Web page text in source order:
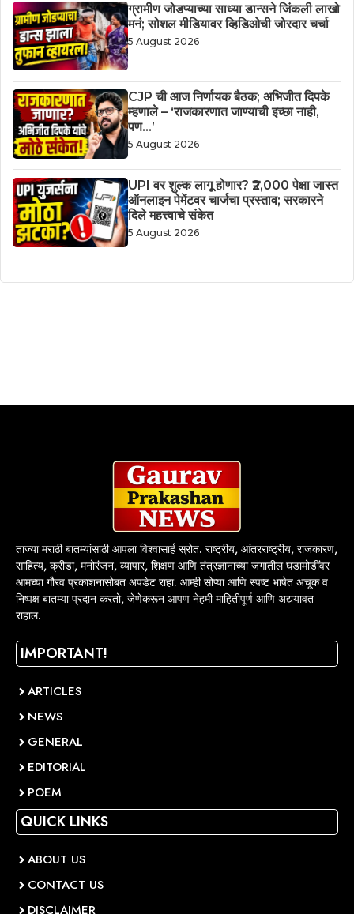
ग्रामीण जोडप्याच्या साध्या डान्सने जिंकली लाखो
मनं; सोशल मीडियावर व्हिडिओची जोरदार चर्चा
5 August 2026
CJP ची आज निर्णायक बैठक; अभिजीत दिपके
म्हणाले – ‘राजकारणात जाण्याची इच्छा नाही,
पण…’
5 August 2026
UPI वर शुल्क लागू होणार? ₹2,000 पेक्षा जास्त
ऑनलाइन पेमेंटवर चार्जचा प्रस्ताव; सरकारने
दिले महत्त्वाचे संकेत
5 August 2026
ताज्या मराठी बातम्यांसाठी आपला विश्वासार्ह स्रोत. राष्ट्रीय, आंतरराष्ट्रीय, राजकारण,
साहित्य, क्रीडा, मनोरंजन, व्यापार, शिक्षण आणि तंत्रज्ञानाच्या जगातील घडामोडींवर
आमच्या गौरव प्रकाशनासोबत अपडेट राहा. आम्ही सोप्या आणि स्पष्ट भाषेत अचूक व
निष्पक्ष बातम्या प्रदान करतो, जेणेकरून आपण नेहमी माहितीपूर्ण आणि अद्ययावत
राहाल.
IMPORTANT!
ARTICLES
NEWS
GENERAL
EDITORIAL
POEM
QUICK LINKS
ABOUT US
CONTACT US
DISCLAIMER